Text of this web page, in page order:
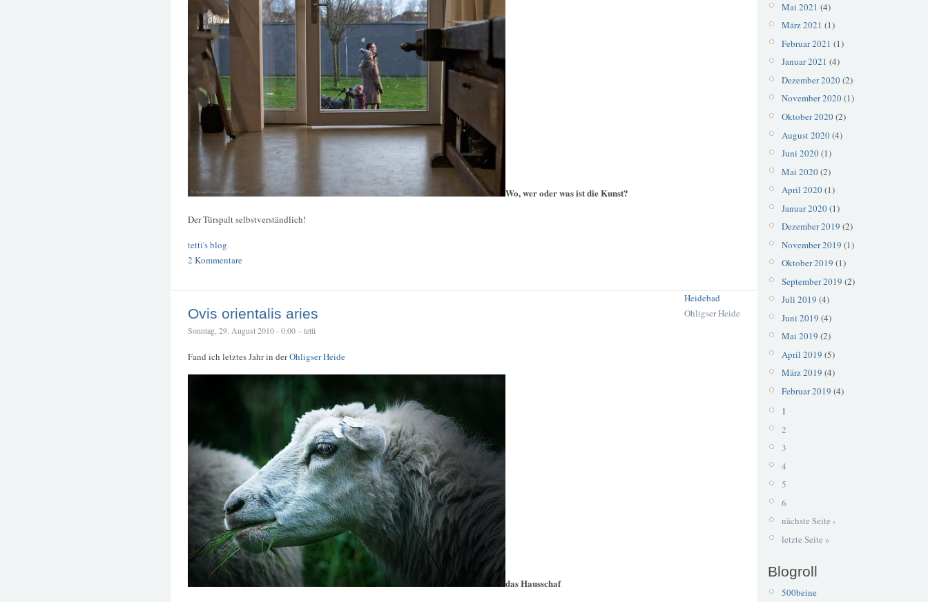
Wo, wer oder was ist die Kunst?
Der Türspalt selbstverständlich!
tetti's blog
2 Kommentare
Heidebad
Ohligser Heide
Ovis orientalis aries
Sonntag, 29. August 2010 - 0:00 – tetti
Fand ich letztes Jahr in derOhligser Heide
das Hausschaf
Mai 2021 (4)
März 2021 (1)
Februar 2021 (1)
Januar 2021 (4)
Dezember 2020(2)
November 2020(1)
Oktober 2020(2)
August 2020(4)
Juni 2020(1)
Mai 2020(2)
April 2020(1)
Januar 2020(1)
Dezember 2019 (2)
November 2019 (1)
Oktober 2019 (1)
September 2019 (2)
Juli 2019 (4)
Juni 2019 (4)
Mai 2019 (2)
April 2019 (5)
März 2019 (4)
Februar 2019 (4)
1
2
3
4
5
6
nächste Seite ›
letzte Seite »
Blogroll
500beine